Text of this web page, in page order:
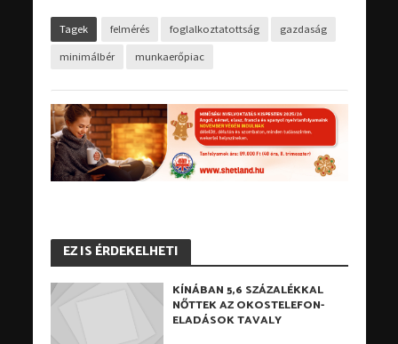
Tagek felmérés foglalkoztatottság gazdaság
minimálbér munkaerőpiac
EZ IS ÉRDEKELHETI
KÍNÁBAN 5,6 SZÁZALÉKKAL
NŐTTEK AZ OKOSTELEFON-
ELADÁSOK TAVALY